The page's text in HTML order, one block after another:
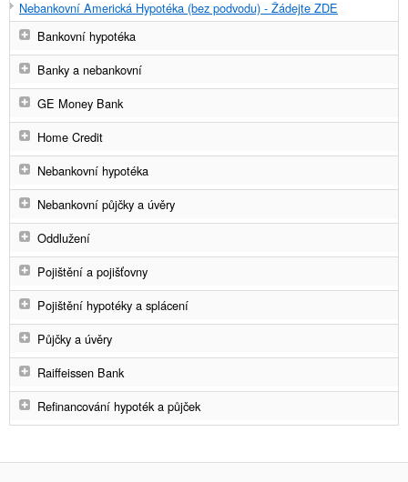
Nebankovní Americká Hypotéka (bez podvodu) - Žádejte ZDE
Bankovní hypotéka
Banky a nebankovní
GE Money Bank
Home Credit
Nebankovní hypotéka
Nebankovní půjčky a úvěry
Oddlužení
Pojištění a pojišťovny
Pojištění hypotéky a splácení
Půjčky a úvěry
Raiffeissen Bank
Refinancování hypoték a půjček